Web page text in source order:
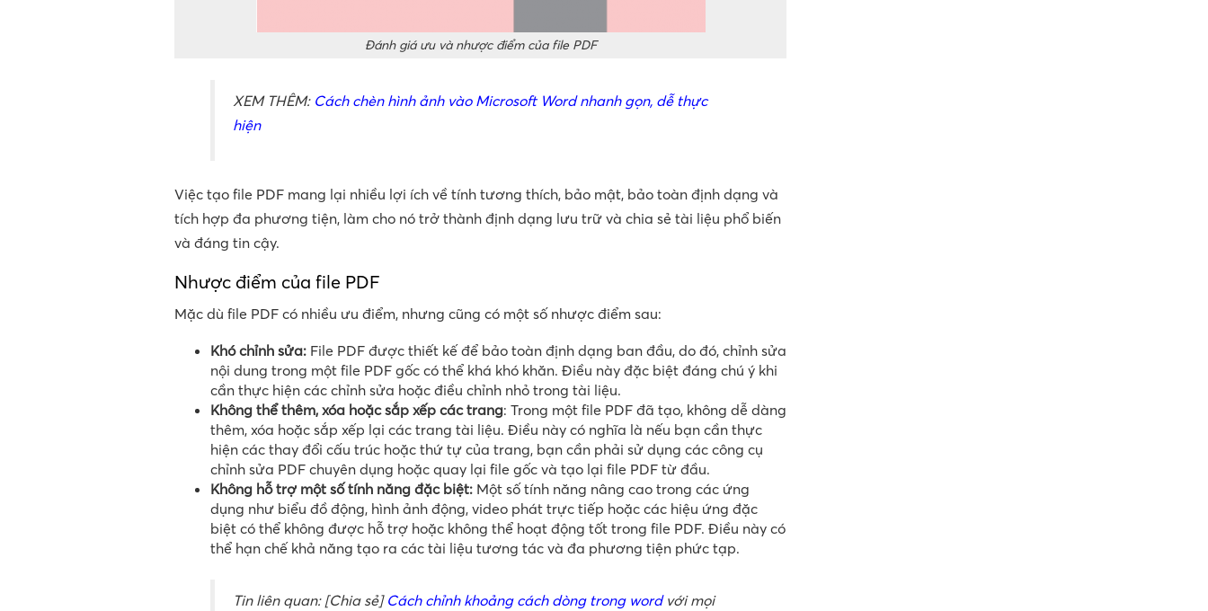
Đánh giá ưu và nhược điểm của file PDF
XEM THÊM: Cách chèn hình ảnh vào Microsoft Word nhanh gọn, dễ thực
hiện
Việc tạo file PDF mang lại nhiều lợi ích về tính tương thích, bảo mật, bảo toàn định dạng và
tích hợp đa phương tiện, làm cho nó trở thành định dạng lưu trữ và chia sẻ tài liệu phổ biến
và đáng tin cậy.
Nhược điểm của file PDF
Mặc dù file PDF có nhiều ưu điểm, nhưng cũng có một số nhược điểm sau:
Khó chỉnh sửa: File PDF được thiết kế để bảo toàn định dạng ban đầu, do đó, chỉnh sửa
nội dung trong một file PDF gốc có thể khá khó khăn. Điều này đặc biệt đáng chú ý khi
cần thực hiện các chỉnh sửa hoặc điều chỉnh nhỏ trong tài liệu.
Không thể thêm, xóa hoặc sắp xếp các trang: Trong một file PDF đã tạo, không dễ dàng
thêm, xóa hoặc sắp xếp lại các trang tài liệu. Điều này có nghĩa là nếu bạn cần thực
hiện các thay đổi cấu trúc hoặc thứ tự của trang, bạn cần phải sử dụng các công cụ
chỉnh sửa PDF chuyên dụng hoặc quay lại file gốc và tạo lại file PDF từ đầu.
Không hỗ trợ một số tính năng đặc biệt: Một số tính năng nâng cao trong các ứng
dụng như biểu đồ động, hình ảnh động, video phát trực tiếp hoặc các hiệu ứng đặc
biệt có thể không được hỗ trợ hoặc không thể hoạt động tốt trong file PDF. Điều này có
thể hạn chế khả năng tạo ra các tài liệu tương tác và đa phương tiện phức tạp.
Tin liên quan: [Chia sẻ] Cách chỉnh khoảng cách dòng trong wordvới mọi